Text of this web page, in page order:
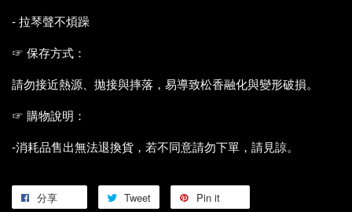
- 拉琴聲不煩躁
☞ 保存方式：
請勿接近熱源、拋接與摔落，易導致松香融化與變形破損。
☞ 購物說明：
-消耗品售出無法退換貨，若不同意請勿下單，請見諒。
分享 Tweet Pin it